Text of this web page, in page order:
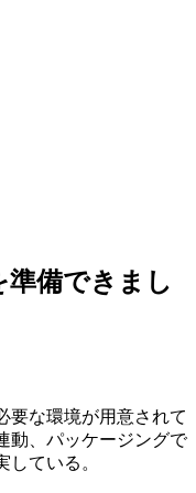
備できまし
要な環境が用意されて
動、パッケージングで
ている。